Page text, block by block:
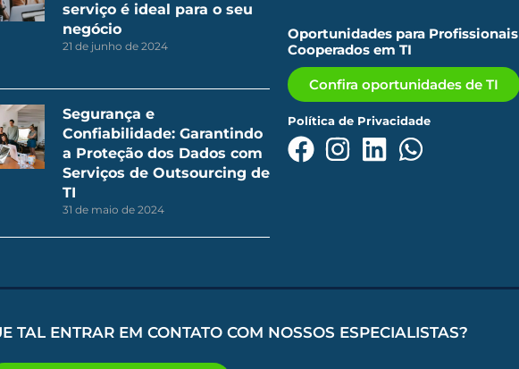
serviço é ideal para o seu
negócio
21 de junho de 2024
Segurança e
Confiabilidade: Garantindo
a Proteção dos Dados com
Serviços de Outsourcing de
TI
31 de maio de 2024
Oportunidades para Profissionais
Cooperados em TI
Confira oportunidades de TI
Política de Privacidade
TAL ENTRAR EM CONTATO COM NOSSOS ESPECIALISTAS?